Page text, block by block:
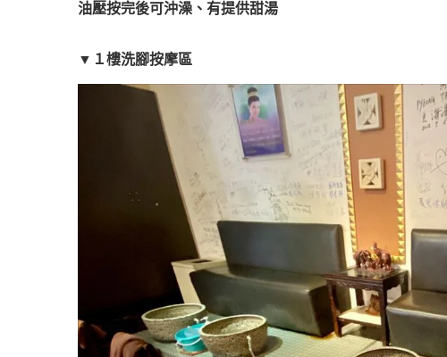
油壓按完後可沖澡、有提供甜湯
▼１樓洗腳按摩區